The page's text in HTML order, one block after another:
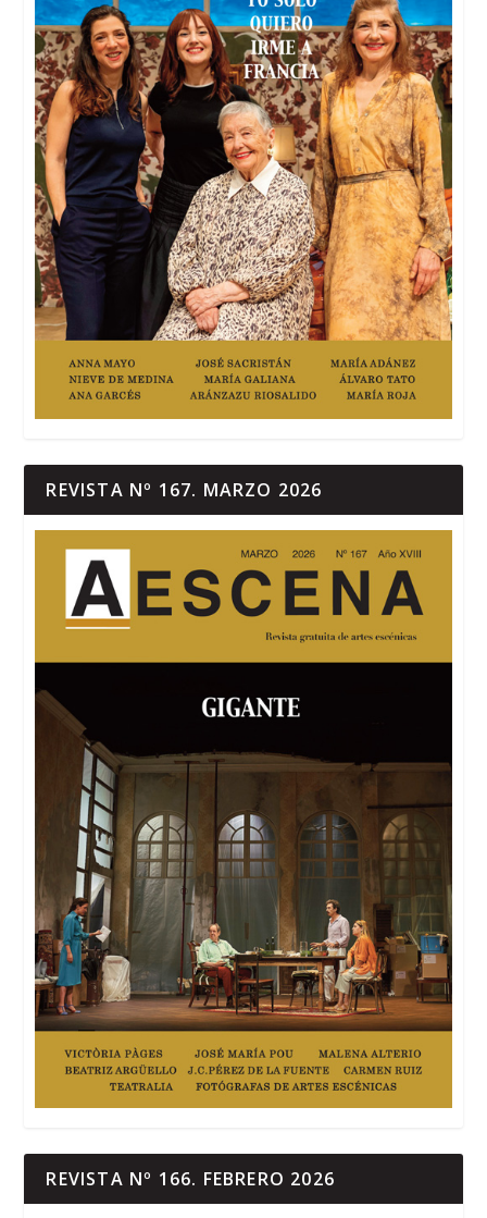
REVISTA Nº 167. MARZO 2026
REVISTA Nº 166. FEBRERO 2026